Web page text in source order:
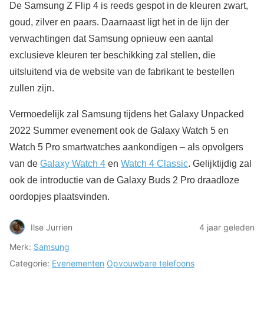
De Samsung Z Flip 4 is reeds gespot in de kleuren zwart,
goud, zilver en paars. Daarnaast ligt het in de lijn der
verwachtingen dat Samsung opnieuw een aantal
exclusieve kleuren ter beschikking zal stellen, die
uitsluitend via de website van de fabrikant te bestellen
zullen zijn.
Vermoedelijk zal Samsung tijdens het Galaxy Unpacked
2022 Summer evenement ook de Galaxy Watch 5 en
Watch 5 Pro smartwatches aankondigen – als opvolgers
van de Galaxy Watch 4 en Watch 4 Classic. Gelijktijdig zal
ook de introductie van de Galaxy Buds 2 Pro draadloze
oordopjes plaatsvinden.
Ilse Jurrien
4 jaar geleden
Merk: Samsung
Categorie: Evenementen Opvouwbare telefoons